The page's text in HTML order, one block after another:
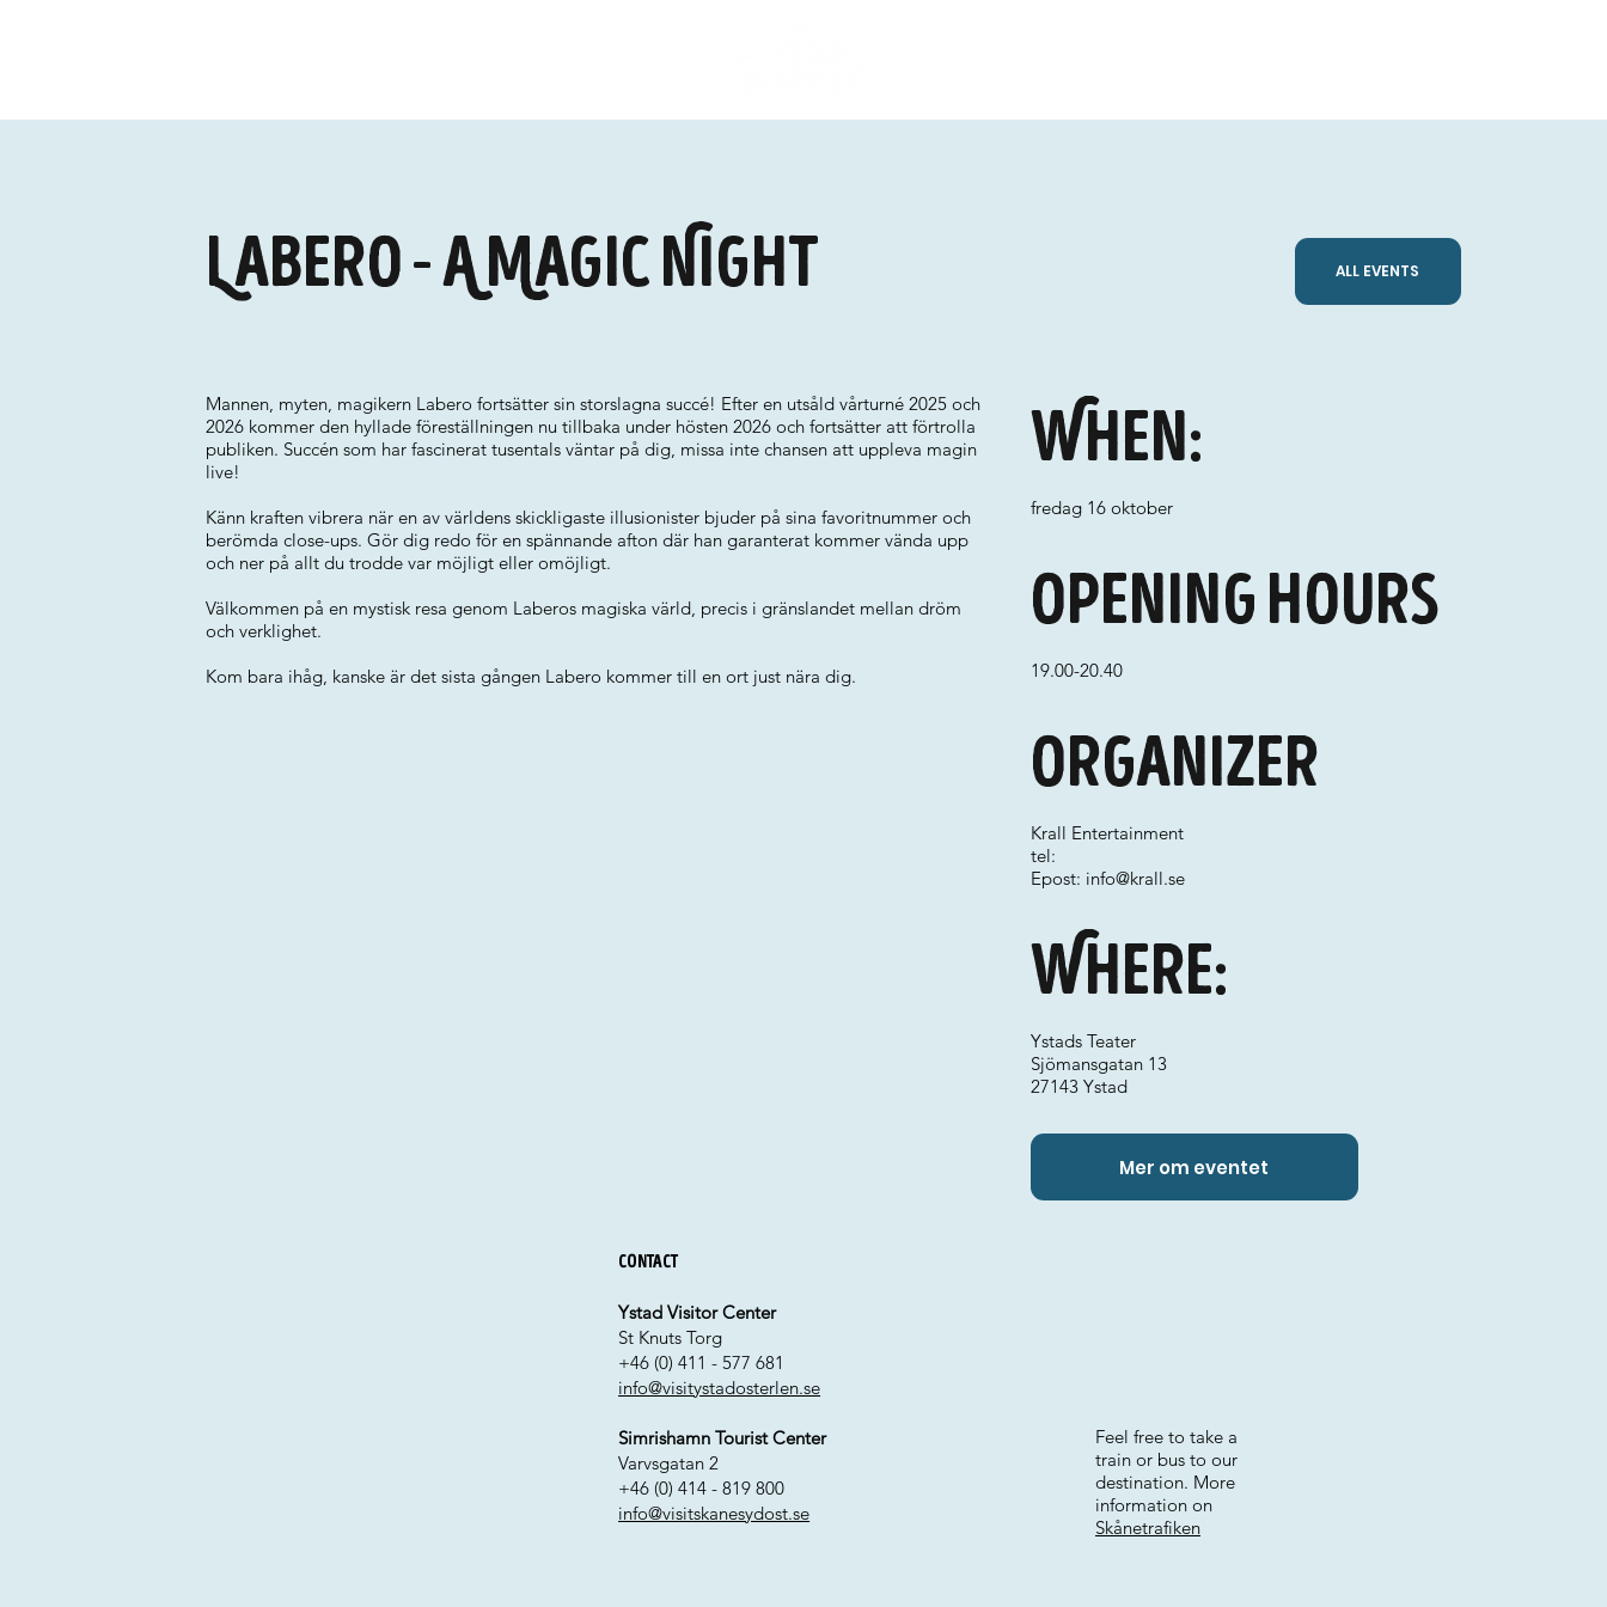
Labero - A Magic Night ALL EVENTS
Mannen, myten, magikern Labero fortsätter sin storslagna succé! Efter en utsåld vårturné 2025 och
2026 kommer den hyllade föreställningen nu tillbaka under hösten 2026 och fortsätter att förtrolla
publiken. Succén som har fascinerat tusentals väntar på dig, missa inte chansen att uppleva magin
live!
Känn kraften vibrera när en av världens skickligaste illusionister bjuder på sina favoritnummer och
berömda close-ups. Gör dig redo för en spännande afton där han garanterat kommer vända upp
och ner på allt du trodde var möjligt eller omöjligt.
Välkommen på en mystisk resa genom Laberos magiska värld, precis i gränslandet mellan dröm
och verklighet.
Kom bara ihåg, kanske är det sista gången Labero kommer till en ort just nära dig.
When:
fredag 16 oktober
Where:
Organizer
Krall Entertainment
tel:
Epost: info@krall.se
Ystads Teater
Sjömansgatan 13
27143 Ystad
Opening hours
19.00-20.40
Mer om eventet
Contact
Ystad Visitor Center
St Knuts Torg
+46 (0) 411 - 577 681
info@visitystadosterlen.se
Simrishamn Tourist Center
Varvsgatan 2
+46 (0) 414 - 819 800
info@visitskanesydost.se
Feel free to take a
train or bus to our
destination. More
information on
Skånetrafiken